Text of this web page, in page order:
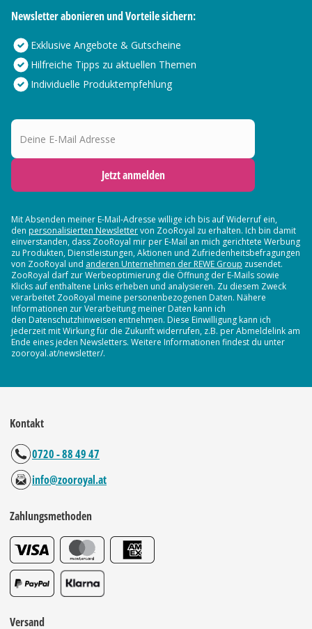
Newsletter abonieren und Vorteile sichern:
Exklusive Angebote & Gutscheine
Hilfreiche Tipps zu aktuellen Themen
Individuelle Produktempfehlung
Deine E-Mail Adresse
Jetzt anmelden
Mit Absenden meiner E-Mail-Adresse willige ich bis auf Widerruf ein,
den personalisierten Newslettervon ZooRoyal zu erhalten. Ich bin damit
einverstanden, dass ZooRoyal mir per E-Mail an mich gerichtete Werbung
zu Produkten, Dienstleistungen, Aktionen und Zufriedenheitsbefragungen
von ZooRoyal und anderen Unternehmen der REWE Group zusendet.
ZooRoyal darf zur Werbeoptimierung die Öffnung der E-Mails sowie
Klicks auf enthaltene Links erheben und analysieren. Zu diesem Zweck
verarbeitet ZooRoyal meine personenbezogenen Daten. Nähere
Informationen zur Verarbeitung meiner Daten kann ich
den Datenschutzhinweisen entnehmen. Diese Einwilligung kann ich
jederzeit mit Wirkung für die Zukunft widerrufen, z.B. per Abmeldelink am
Ende eines jeden Newsletters. Weitere Informationen findest du unter
zooroyal.at/newsletter/.
Kontakt
0720 - 88 49 47
info@zooroyal.at
Zahlungsmethoden
Versand